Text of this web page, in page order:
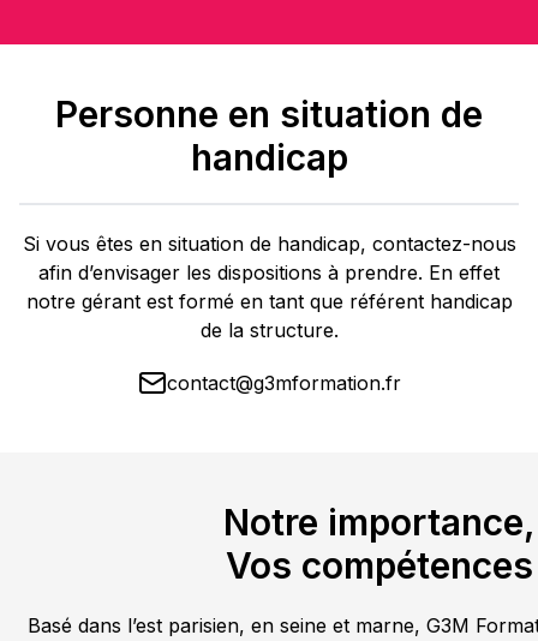
Personne en situation de
handicap
Si vous êtes en situation de handicap, contactez-nous
afin d’envisager les dispositions à prendre. En effet
notre gérant est formé en tant que référent handicap
de la structure.
contact@g3mformation.fr
Notre importance,
Vos compétences
Basé dans l’est parisien, en seine et marne, G3M